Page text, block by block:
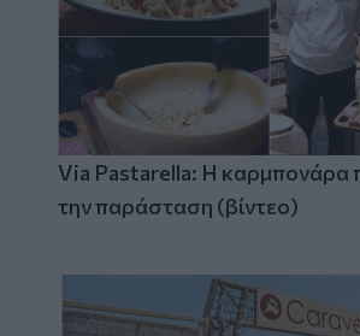
Via Pastarella: Η καρμπονάρα
την παράσταση (βίντεο)